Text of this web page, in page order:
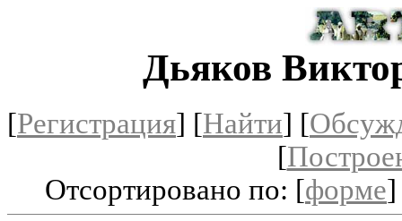
Дьяков
[Регистрация] [Найти] [
[
Отсортировано по: [форме